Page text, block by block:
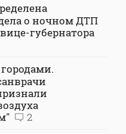
о ночном ДТП
губернатора
2